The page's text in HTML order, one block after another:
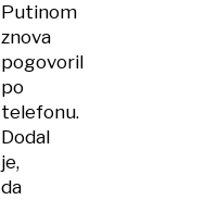
Putinom
znova
pogovoril
po
telefonu.
Dodal
je,
da